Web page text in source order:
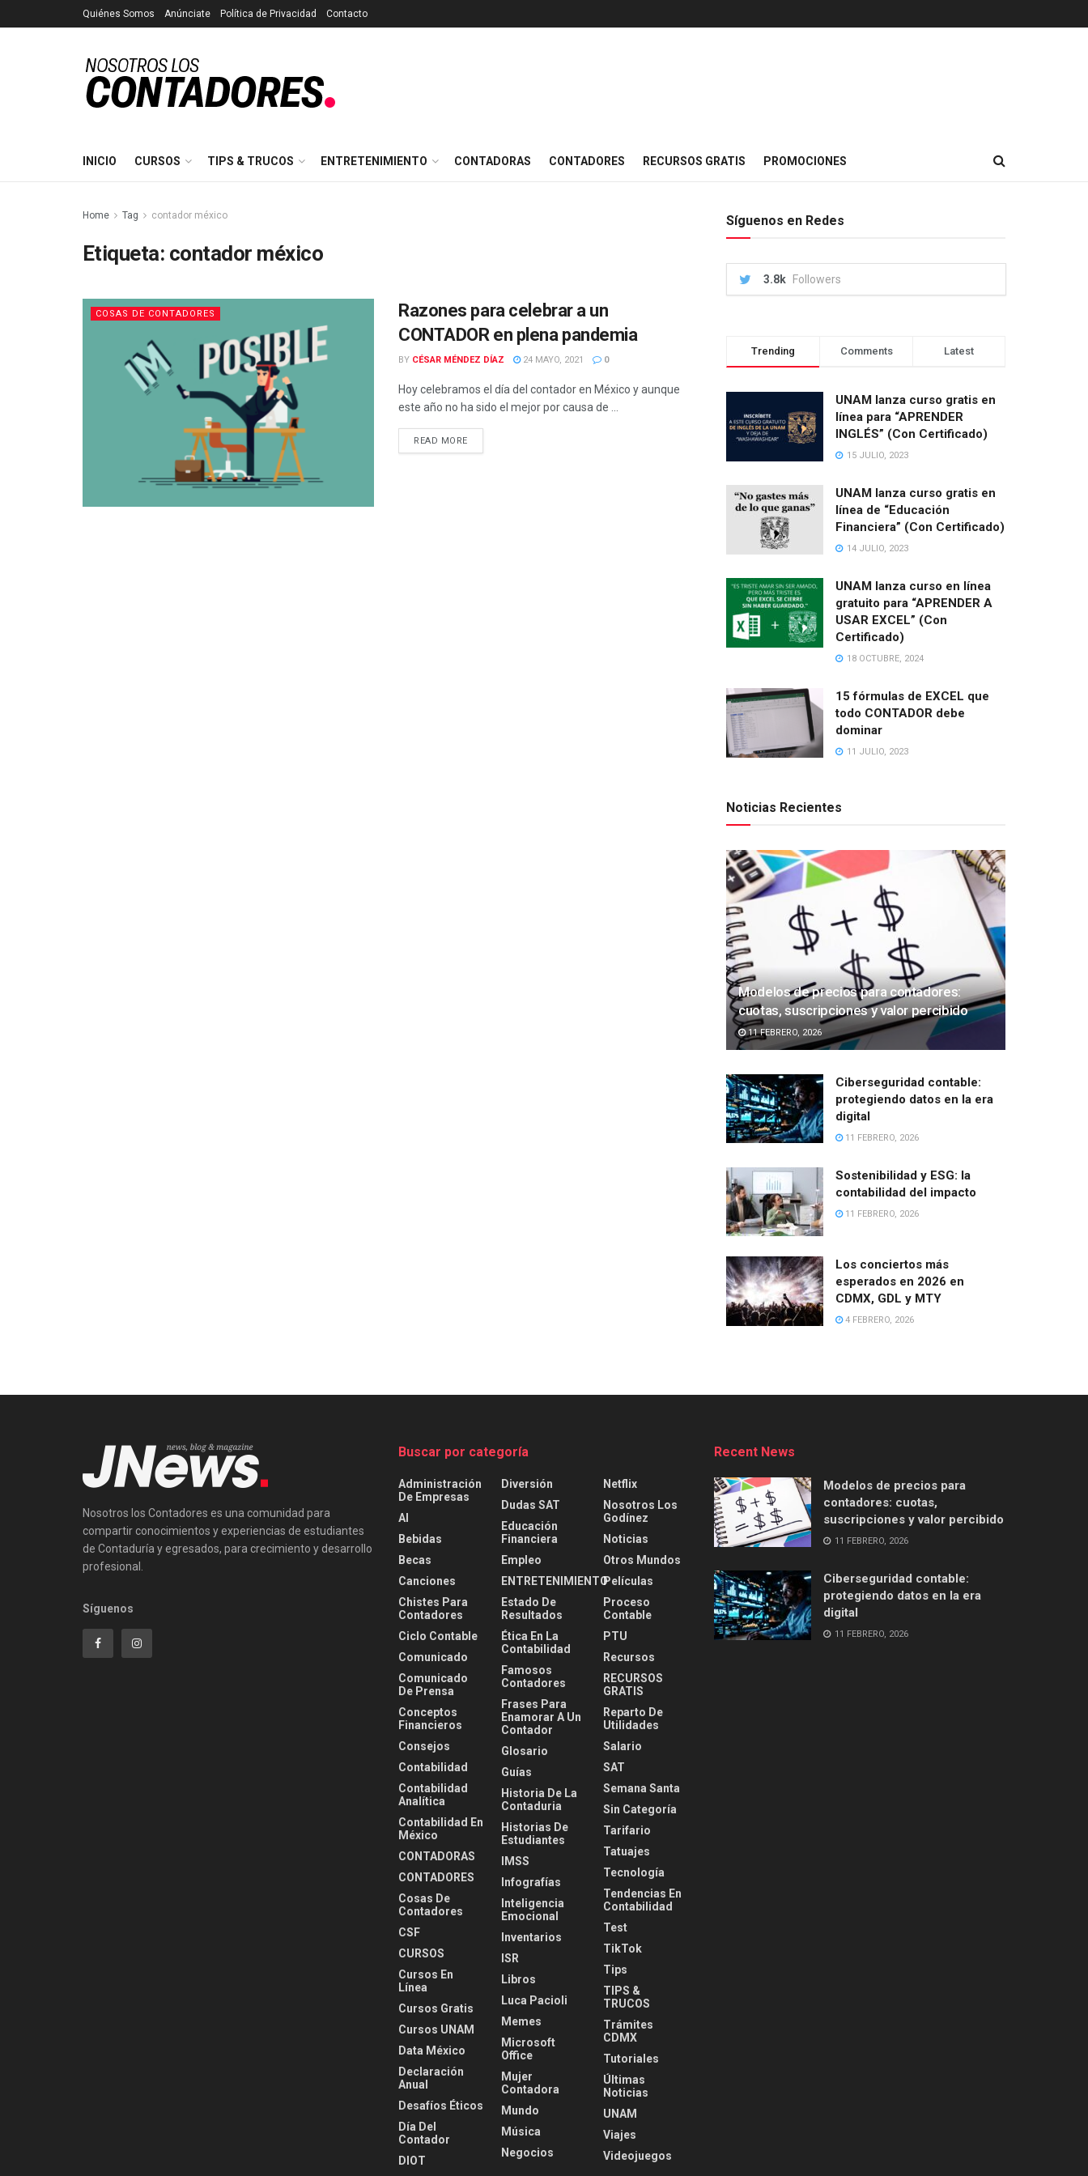
Quiénes Somos Anúnciate Política de Privacidad Contacto
INICIO CURSOS TIPS & TRUCOS ENTRETENIMIENTO CONTADORAS CONTADORES RECURSOS GRATIS PROMOCIONES
Home Tag contador méxico
Etiqueta: contador méxico
COSAS DE CONTADORES
Razones para celebrar a un
CONTADOR en plena pandemia
BY CÉSAR MÉNDEZ DÍAZ 24 MAYO, 2021 0
Hoy celebramos el día del contador en México y aunque
este año no ha sido el mejor por causa de ...
READ MORE
Síguenos en Redes
3.8k Followers
Trending Comments Latest
UNAM lanza curso gratis en
línea para “APRENDER
INGLÉS” (Con Certificado)
15 JULIO, 2023
UNAM lanza curso gratis en
línea de “Educación
Financiera” (Con Certificado)
14 JULIO, 2023
UNAM lanza curso en línea
gratuito para “APRENDER A
USAR EXCEL” (Con
Certificado)
18 OCTUBRE, 2024
15 fórmulas de EXCEL que
todo CONTADOR debe
dominar
11 JULIO, 2023
Noticias Recientes
Modelos de precios para contadores:
cuotas, suscripciones y valor percibido
11 FEBRERO, 2026
Ciberseguridad contable:
protegiendo datos en la era
digital
11 FEBRERO, 2026
Sostenibilidad y ESG: la
contabilidad del impacto
11 FEBRERO, 2026
Los conciertos más
esperados en 2026 en
CDMX, GDL y MTY
4 FEBRERO, 2026
Nosotros los Contadores es una comunidad para
compartir conocimientos y experiencias de estudiantes
de Contaduría y egresados, para crecimiento y desarrollo
profesional.
Síguenos
Buscar por categoría
Administración
De Empresas
AI
Bebidas
Becas
Canciones
Chistes Para
Contadores
Ciclo Contable
Comunicado
Comunicado
De Prensa
Conceptos
Financieros
Consejos
Contabilidad
Contabilidad
Analítica
Contabilidad En
México
CONTADORAS
CONTADORES
Cosas De
Contadores
CSF
CURSOS
Cursos En
Línea
Cursos Gratis
Cursos UNAM
Data México
Declaración
Anual
Desafíos Éticos
Día Del
Contador
DIOT
Diversión
Dudas SAT
Educación
Financiera
Empleo
ENTRETENIMIENTO
Estado De
Resultados
Ética En La
Contabilidad
Famosos
Contadores
Frases Para
Enamorar A Un
Contador
Glosario
Guías
Historia De La
Contaduria
Historias De
Estudiantes
IMSS
Infografías
Inteligencia
Emocional
Inventarios
ISR
Libros
Luca Pacioli
Memes
Microsoft
Office
Mujer
Contadora
Mundo
Música
Negocios
Netflix
Nosotros Los
Godínez
Noticias
Otros Mundos
Películas
Proceso
Contable
PTU
Recursos
RECURSOS
GRATIS
Reparto De
Utilidades
Salario
SAT
Semana Santa
Sin Categoría
Tarifario
Tatuajes
Tecnología
Tendencias En
Contabilidad
Test
TikTok
Tips
TIPS &
TRUCOS
Trámites
CDMX
Tutoriales
Últimas
Noticias
UNAM
Viajes
Videojuegos
Recent News
Modelos de precios para
contadores: cuotas,
suscripciones y valor percibido
11 FEBRERO, 2026
Ciberseguridad contable:
protegiendo datos en la era
digital
11 FEBRERO, 2026